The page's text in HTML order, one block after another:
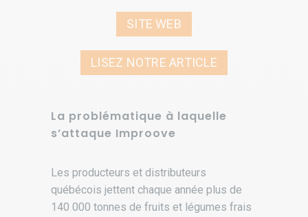
SITE WEB
LISEZ NOTRE ARTICLE
La problématique à laquelle
s’attaque Improove
Les producteurs et distributeurs
québécois jettent chaque année plus de
140 000 tonnes de fruits et légumes frais